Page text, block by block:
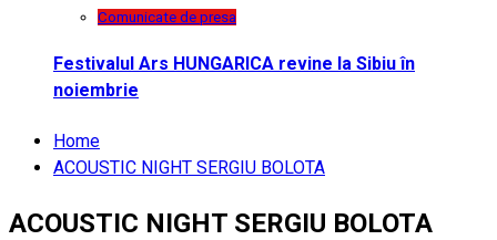
Comunicate de presa
Festivalul Ars HUNGARICA revine la Sibiu în
noiembrie
Home
ACOUSTIC NIGHT SERGIU BOLOTA
ACOUSTIC NIGHT SERGIU BOLOTA